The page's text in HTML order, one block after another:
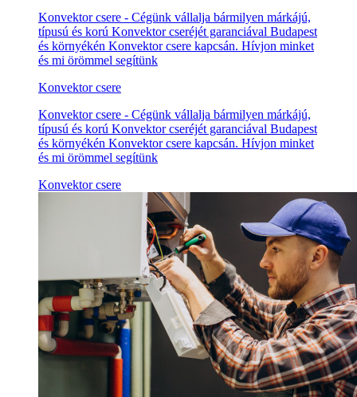
Konvektor csere - Cégünk vállalja bármilyen márkájú,
típusú és korú Konvektor cseréjét garanciával Budapest
és környékén Konvektor csere kapcsán. Hívjon minket
és mi örömmel segítünk
Konvektor csere
Konvektor csere - Cégünk vállalja bármilyen márkájú,
típusú és korú Konvektor cseréjét garanciával Budapest
és környékén Konvektor csere kapcsán. Hívjon minket
és mi örömmel segítünk
Konvektor csere